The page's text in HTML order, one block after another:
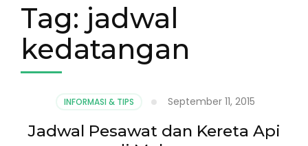
Tag: jadwal
kedatangan
INFORMASI & TIPS September 11, 2015
Jadwal Pesawat dan Kereta Api